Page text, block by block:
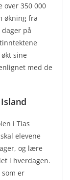
over 350 000
økning fra
på
sine
med de
i Tias
elevene
og lære
i hverdagen.
som er